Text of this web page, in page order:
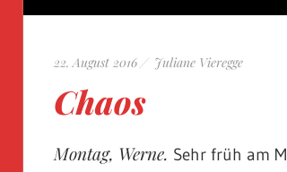
Vieregge
22. August 2016 Juliane Vieregge
Chaos
Montag, Werne. Sehr früh am